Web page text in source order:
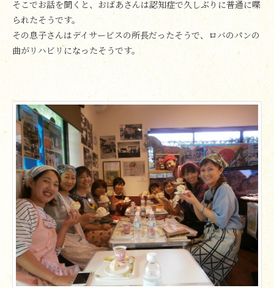
そこでお話を聞くと、おばあさんは認知症で久しぶりに普通に喋
られたそうです。
その息子さんはデイサービスの所長だったそうで、ロバのパンの
曲がリハビリになったそうです。